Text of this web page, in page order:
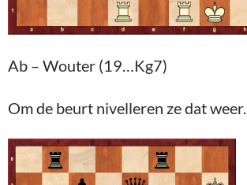
Ab – Wouter (19…Kg7)
Om de beurt nivelleren ze dat weer.